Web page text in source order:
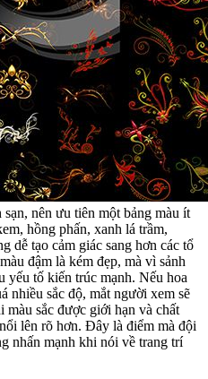
nên ưu tiên một bảng màu ít
hồng phấn, xanh lá trầm,
dễ tạo cảm giác sang hơn các tổ
đậm là kém đẹp, mà vì sảnh
yếu tố kiến trúc mạnh. Nếu hoa
nhiều sắc độ, mắt người xem sẽ
sắc được giới hạn và chất
lên rõ hơn. Đây là điểm mà đội
nhấn mạnh khi nói về trang trí